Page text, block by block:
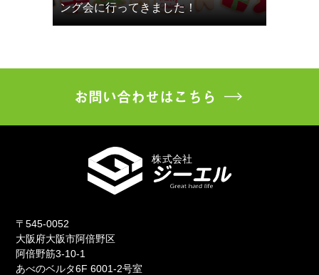
ング会に行ってきました！
お問い合わせはこちら
〒545-0052
大阪府大阪市阿倍野区
阿倍野筋3-10-1
あべのベルタ6F 6001-2号室